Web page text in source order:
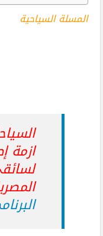
المسلة السياحية
ازمة